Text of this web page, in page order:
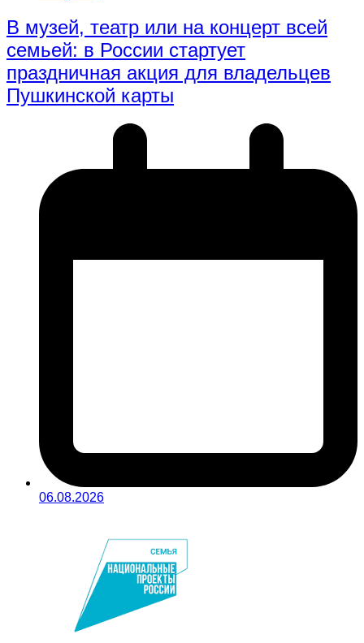
В музей, театр или на концерт всей
семьей: в России стартует
праздничная акция для владельцев
Пушкинской карты
06.08.2026